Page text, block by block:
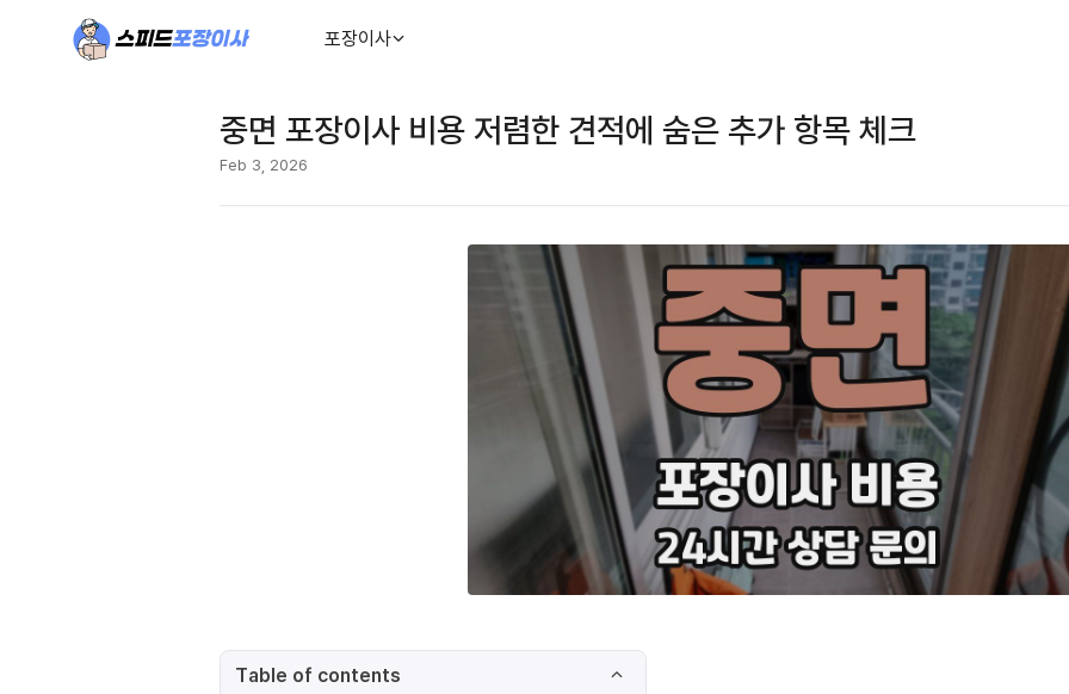
포장이사
중면 포장이사 비용 저렴한 견적에 숨은 추가 항목 체크
Feb 3, 2026
Table of contents